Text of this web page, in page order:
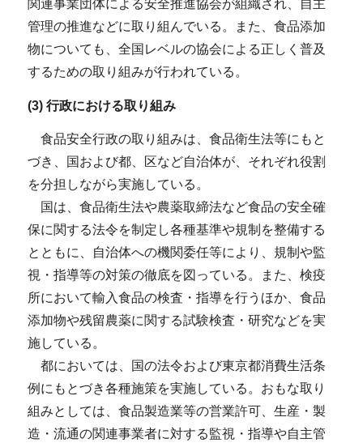
関連事業団体による安全推進協会が組織され、自主
管理の推進などに取り組んでいる。また、食品添加
物についても、全国レベルの協会による正しく普及
するための取り組みが行われている。
(3) 行政における取り組み
食品安全行政の取り組みは、食品衛生法等にもと
づき、国および都、区など自治体が、それぞれ役割
を分担しながら実施している。
国は、食品衛生法や農薬取締法など食品の安全確
保に関する法令を制定し各種基準や規制を整備する
とともに、自治体への機関委任等により、規制や監
視・指導等の対策の徹底を図っている。また、検疫
所において輸入食品の検査・指導を行うほか、食品
添加物や残留農薬に関する試験検査・研究などを実
施している。
都においては、国の法令および東京都消費生活条
例にもとづき各種施策を実施している。おもな取り
組みとしては、食品製造業等の営業許可、生産・製
造・流通の関連事業者に対する監視・指導や自主管